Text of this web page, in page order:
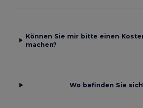
Können Sie mir bitte einen
machen?
Wo befinden Sie